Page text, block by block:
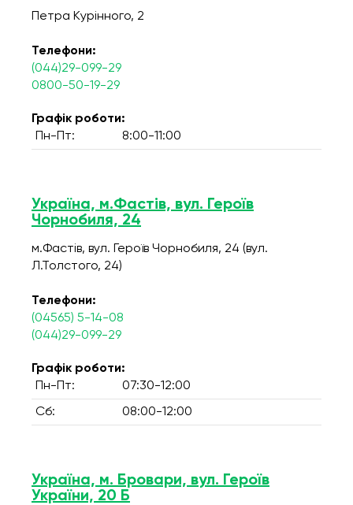
Петра Курінного, 2
Телефони:
(044)29-099-29
0800-50-19-29
Графік роботи:
Пн-Пт:
8:00-11:00
Україна, м.Фастів, вул. Героїв
Чорнобиля, 24
м.Фастів, вул. Героїв Чорнобиля, 24 (вул.
Л.Толстого, 24)
Телефони:
(04565) 5-14-08
(044)29-099-29
Графік роботи:
Пн-Пт:
07:30-12:00
Сб: 08:00-12:00
Україна, м. Бровари, вул. Героїв
України, 20 Б